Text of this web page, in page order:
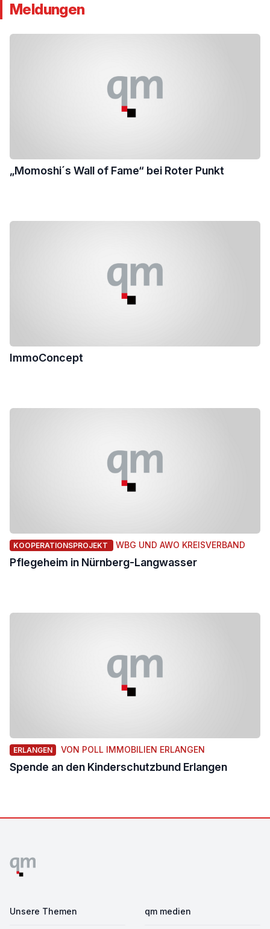
Meldungen
„Momoshi´s Wall of Fame“ bei Roter Punkt
ImmoConcept
KOOPERATIONSPROJEKT WBG UND AWO KREISVERBAND
Pflegeheim in Nürnberg-Langwasser
ERLANGEN VON POLL IMMOBILIEN ERLANGEN
Spende an den Kinderschutzbund Erlangen
Unsere Themen qm medien